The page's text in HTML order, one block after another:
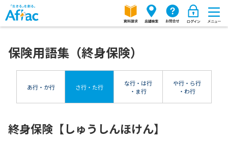
保険用語集（終身保険）
あ行・か行 さ行・た行
な行・は行
・ま行
や行・ら行
・わ行
終身保険【しゅうしんほけん】